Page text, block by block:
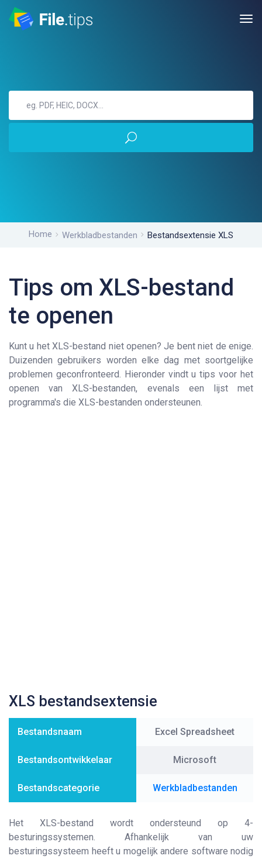
Home Werkbladbestanden Bestandsextensie XLS
Tips om XLS-bestand
te openen
Kunt u het XLS-bestand niet openen? Je bent niet de enige.
Duizenden gebruikers worden elke dag met soortgelijke
problemen geconfronteerd. Hieronder vindt u tips voor het
openen van XLS-bestanden, evenals een lijst met
programma's die XLS-bestanden ondersteunen.
XLS bestandsextensie
Bestandsnaam Excel Spreadsheet
Bestandsontwikkelaar Microsoft
Bestandscategorie Werkbladbestanden
Het XLS-bestand wordt ondersteund op 4-
besturingssystemen. Afhankelijk van uw
besturingssysteem heeft u mogelijk andere software nodig